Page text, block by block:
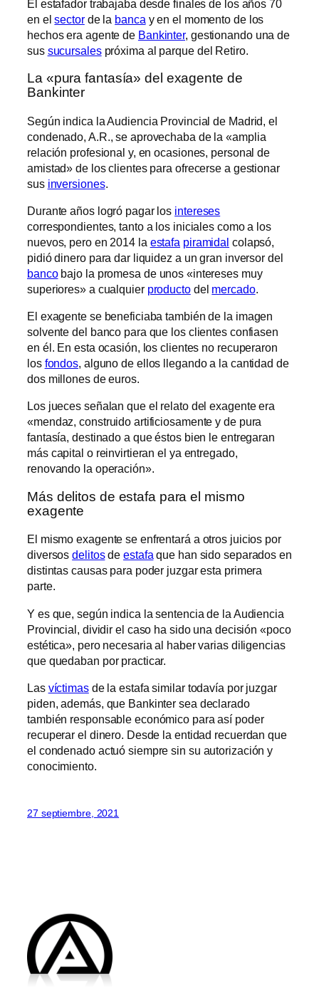
El estafador trabajaba desde finales de los años 70
en elsectorde la banca y en el momento de los
hechos era agente de Bankinter, gestionando una de
sus sucursalespróxima al parque del Retiro.
La «pura fantasía» del exagente de
Bankinter
Según indica la Audiencia Provincial de Madrid, el
condenado, A.R., se aprovechaba de la «amplia
relación profesional y, en ocasiones, personal de
amistad» de los clientes para ofrecerse a gestionar
sus inversiones.
Durante años logró pagar los intereses
correspondientes, tanto a los iniciales como a los
nuevos, pero en 2014 la estafa piramidal colapsó,
pidió dinero para dar liquidez a un gran inversor del
bancobajo la promesa de unos «intereses muy
superiores» a cualquier productodel mercado.
El exagente se beneficiaba también de la imagen
solvente del banco para que los clientes confiasen
en él. En esta ocasión, los clientes no recuperaron
los fondos, alguno de ellos llegando a la cantidad de
dos millones de euros.
Los jueces señalan que el relato del exagente era
«mendaz, construido artificiosamente y de pura
fantasía, destinado a que éstos bien le entregaran
más capital o reinvirtieran el ya entregado,
renovando la operación».
Más delitos de estafa para el mismo
exagente
El mismo exagente se enfrentará a otros juicios por
diversosdelitosdeestafa que han sido separados en
distintas causas para poder juzgar esta primera
parte.
Y es que, según indica la sentencia de la Audiencia
Provincial, dividir el caso ha sido una decisión «poco
estética», pero necesaria al haber varias diligencias
que quedaban por practicar.
Las víctimasde la estafa similar todavía por juzgar
piden, además, que Bankinter sea declarado
también responsable económico para así poder
recuperar el dinero. Desde la entidad recuerdan que
el condenado actuó siempre sin su autorización y
conocimiento.
27 septiembre, 2021